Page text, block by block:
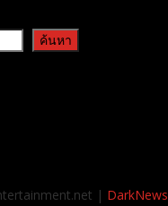
ค้นหา
| DarkNews